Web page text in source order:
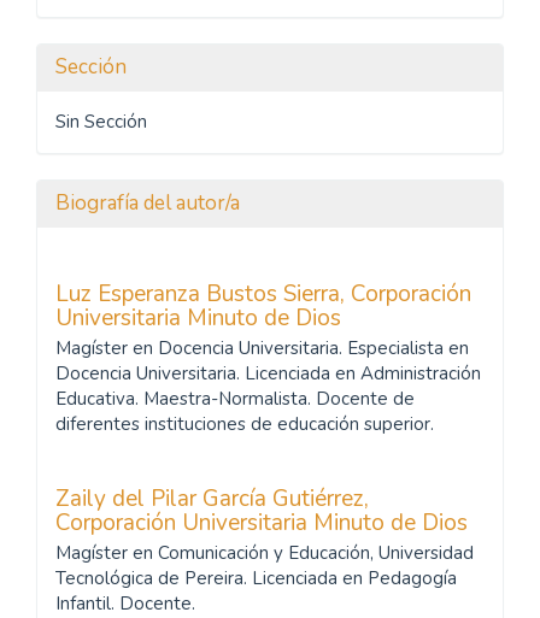
Sección
Sin Sección
Biografía del autor/a
Luz Esperanza Bustos Sierra, Corporación
Universitaria Minuto de Dios
Magíster en Docencia Universitaria. Especialista en
Docencia Universitaria. Licenciada en Administración
Educativa. Maestra-Normalista. Docente de
diferentes instituciones de educación superior.
Zaily del Pilar García Gutiérrez,
Corporación Universitaria Minuto de Dios
Magíster en Comunicación y Educación, Universidad
Tecnológica de Pereira. Licenciada en Pedagogía
Infantil. Docente.